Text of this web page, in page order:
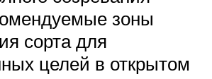
зоны
сорта для
целей в открытом